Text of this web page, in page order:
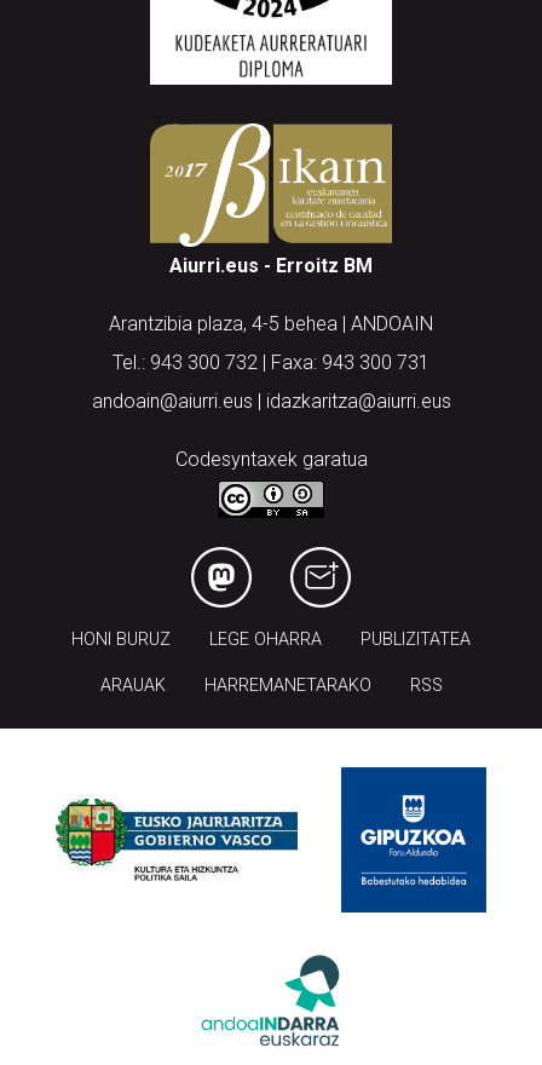
Aiurri.eus - Erroitz BM
Arantzibia plaza, 4-5 behea | ANDOAIN
Tel.: 943 300 732 | Faxa: 943 300 731
andoain@aiurri.eus | idazkaritza@aiurri.eus
Codesyntaxek garatua
HONI BURUZ LEGE OHARRA PUBLIZITATEA
ARAUAK HARREMANETARAKO RSS